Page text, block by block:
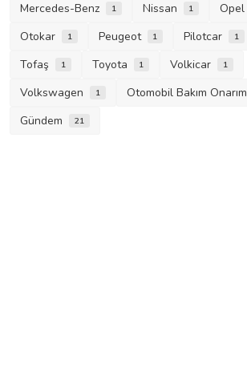
Mercedes-Benz 1 Nissan 1 Opel
Otokar 1 Peugeot 1 Pilotcar 1
Tofaş 1 Toyota 1 Volkicar 1
Volkswagen 1 Otomobil Bakım Onarım
Gündem 21